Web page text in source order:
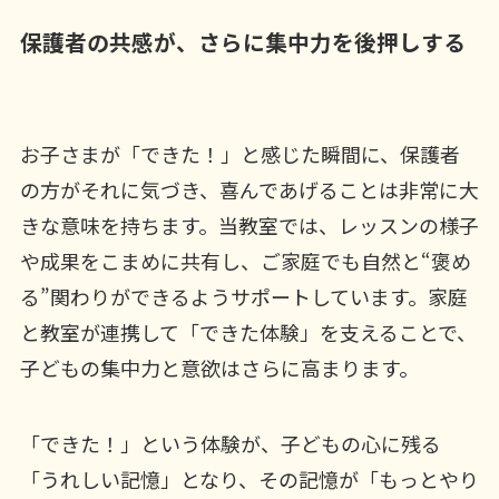
保護者の共感が、さらに集中力を後押しする
お子さまが「できた！」と感じた瞬間に、保護者
の方がそれに気づき、喜んであげることは非常に大
きな意味を持ちます。当教室では、レッスンの様子
や成果をこまめに共有し、ご家庭でも自然と“褒め
る”関わりができるようサポートしています。家庭
と教室が連携して「できた体験」を支えることで、
子どもの集中力と意欲はさらに高まります。
「できた！」という体験が、子どもの心に残る
「うれしい記憶」となり、その記憶が「もっとやり